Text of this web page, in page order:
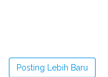
Posting Lebih Baru